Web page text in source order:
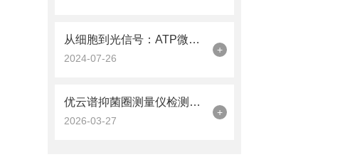
从细胞到光信号：ATP微生物检测仪的工作原理解析
2024-07-26
+
优云谱抑菌圈测量仪检测机制与性能影响因素分析
2026-03-27
+